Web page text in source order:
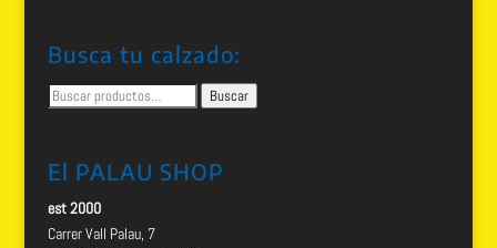
Busca tu calzado:
Buscar
Buscar
El PALAU SHOP
est 2000
Carrer Vall Palau, 7